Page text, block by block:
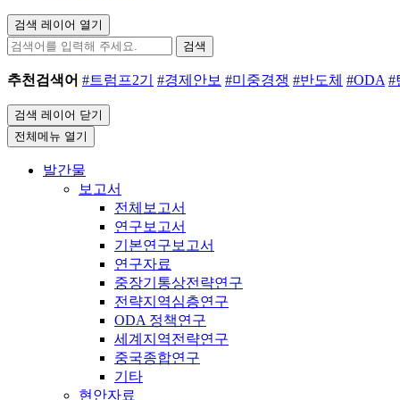
검색 레이어 열기
검색
추천검색어 #트럼프2기 #경제안보 #미중경쟁 #반도체 #ODA #
검색 레이어 닫기
전체메뉴 열기
발간물
보고서
전체보고서
연구보고서
기본연구보고서
연구자료
중장기통상전략연구
전략지역심층연구
ODA 정책연구
세계지역전략연구
중국종합연구
기타
현안자료